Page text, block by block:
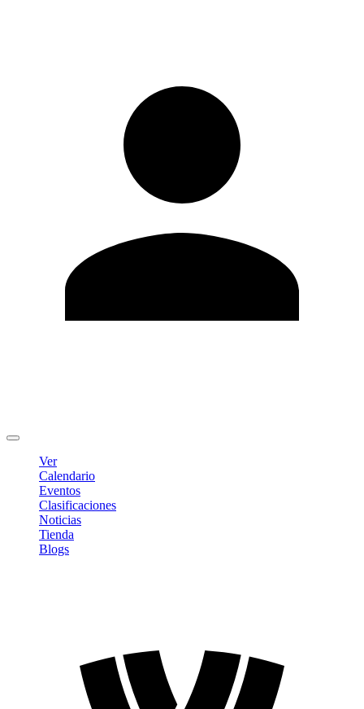
Ver
Calendario
Eventos
Clasificaciones
Noticias
Tienda
Blogs